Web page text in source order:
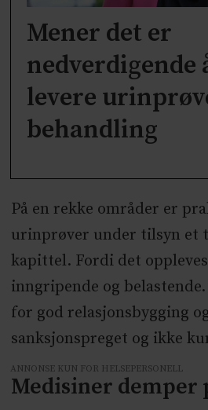
Mener det er
nedverdigende
levere
behandling
På en rekke områder er
urinprøver under tilsyn et
kapittel. Fordi det
inngripende og
for god relasjonsbygging
sanksjonspreget og ikke
ANNONSE KUN FOR HELSEPERSONELL
Medisiner demper